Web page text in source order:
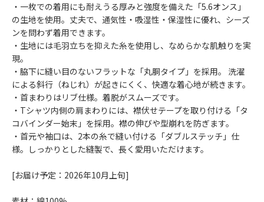
・一枚での着用にも耐えうる厚みと強度を備えた「5.6オンス」
の生地を使用。丈夫で、通気性・吸湿性・保湿性に優れ、シーズ
ンを問わず着用できます。
・生地には毛羽立ちを抑えた糸を使用し、なめらかな肌触りを実
現。
・脇下に縫い目のないフラットな「丸胴タイプ」を採用。 洗濯
による斜行（ねじれ）が起きにくく、快適な着心地が続きます。
・首まわりはリブ仕様。着脱がスムーズです。
・Tシャツ内側の肩まわりには、襟伏せテープを取り付ける「タ
コバインダー始末」を採用。襟の伸びや型崩れを防ぎます。
・首元や袖口は、2本の糸で縫い付ける「ダブルステッチ」仕
様。しっかりとした縫製で、長く愛用いただけます。
[お届け予定：2026年10月上旬]